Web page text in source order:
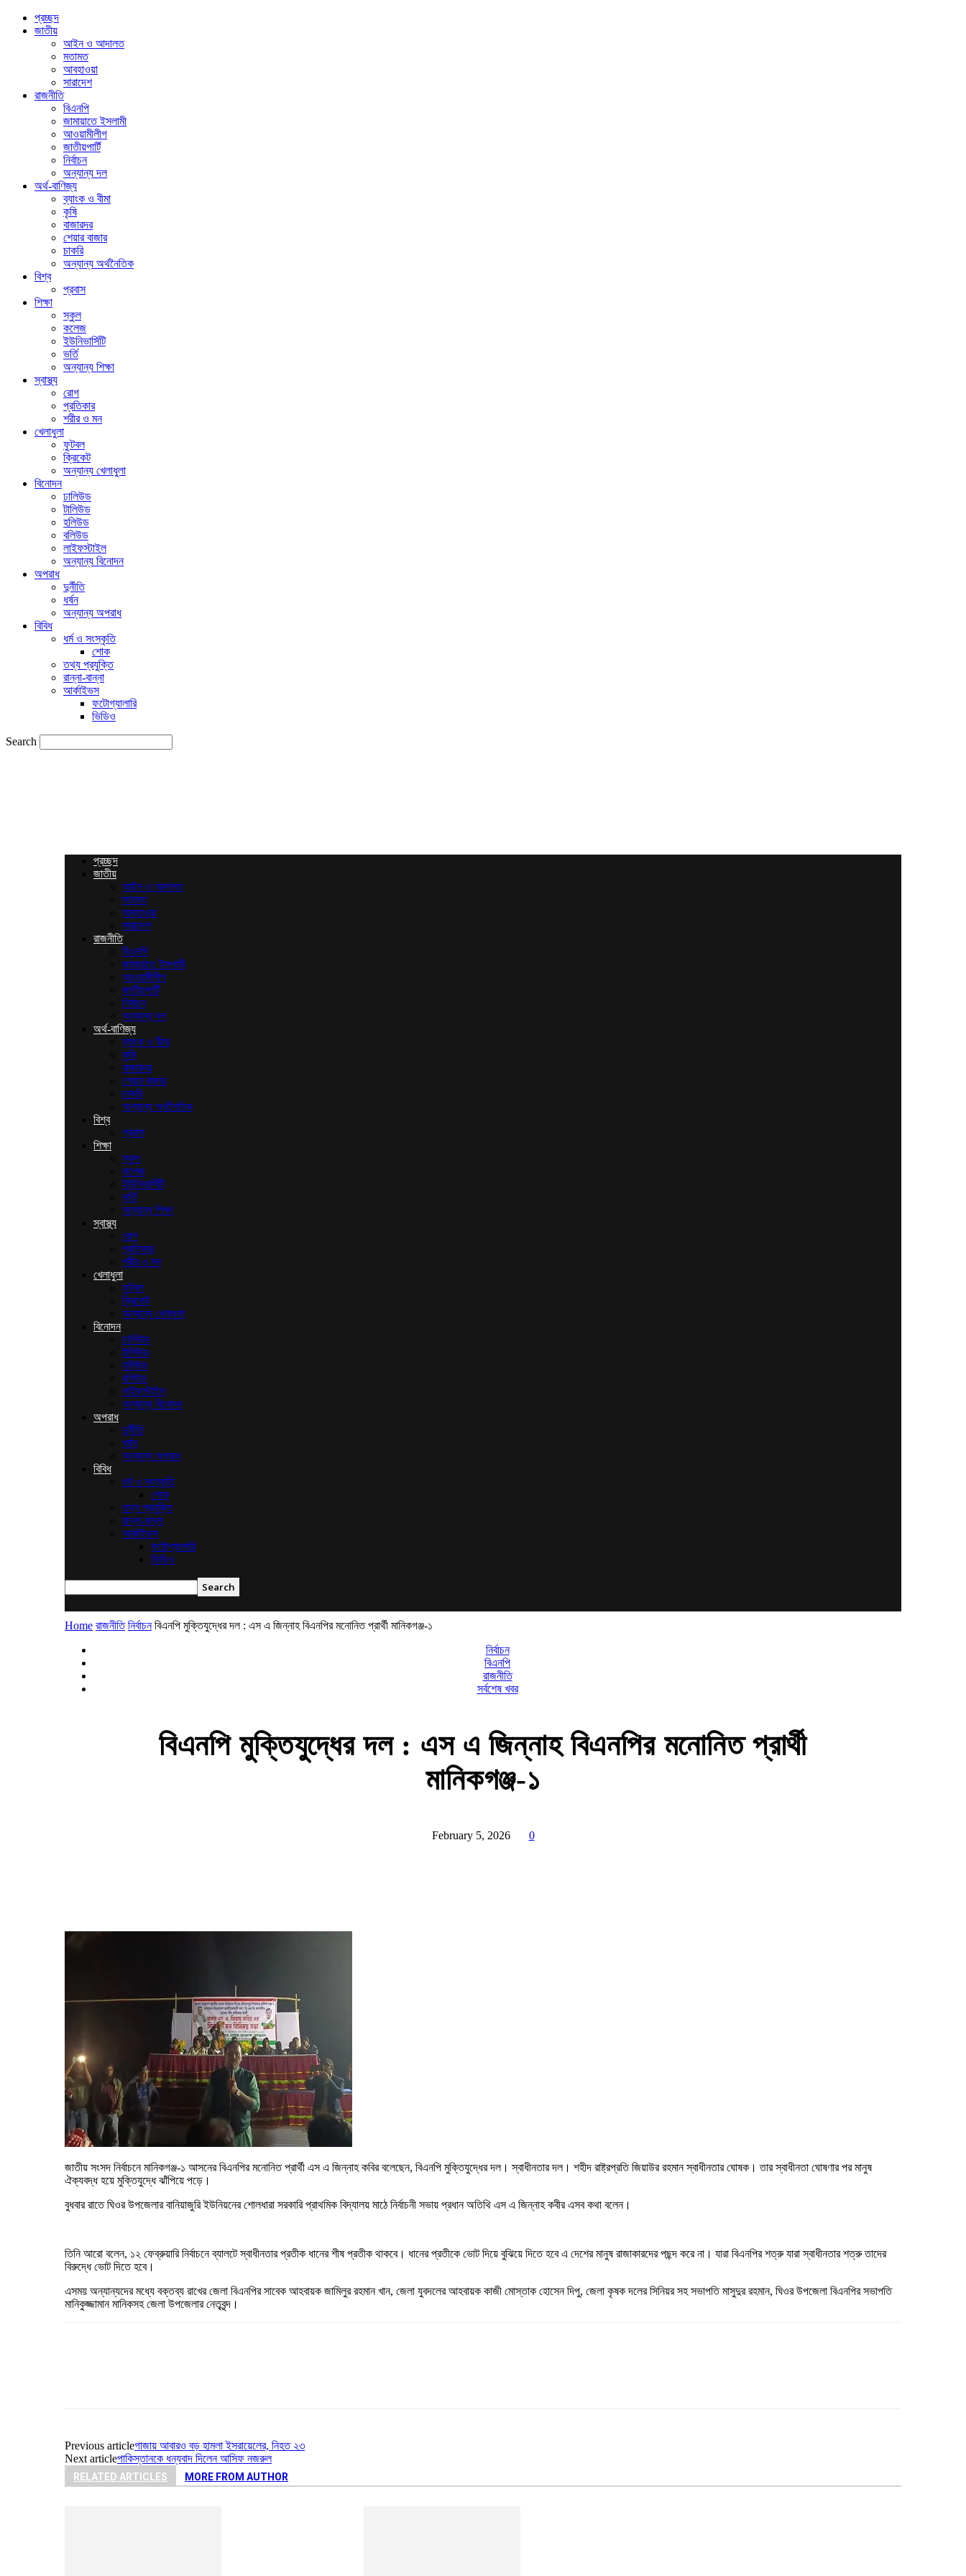
প্রচ্ছদ
জাতীয়
আইন ও আদালত
মতামত
আবহাওয়া
সারাদেশ
রাজনীতি
বিএনপি
জামায়াতে ইসলামী
আওয়ামীলীগ
জাতীয়পার্টি
নির্বাচন
অন্যান্য দল
অর্থ-বাণিজ্য
ব্যাংক ও বীমা
কৃষি
বাজারদর
শেয়ার বাজার
চাকরি
অন্যান্য অর্থনৈতিক
বিশ্ব
প্রবাস
শিক্ষা
স্কুল
কলেজ
ইউনিভার্সিটি
ভর্তি
অন্যান্য শিক্ষা
স্বাস্থ্য
রোগ
প্রতিকার
শরীর ও মন
খেলাধুলা
ফুটবল
ক্রিকেট
অন্যান্য খেলাধুলা
বিনোদন
ঢালিউড
টালিউড
হলিউড
বলিউড
লাইফস্টাইল
অন্যান্য বিনোদন
অপরাধ
দুর্নীতি
ধর্ষন
অন্যান্য অপরাধ
বিবিধ
ধর্ম ও সংস্কৃতি
শোক
তথ্য প্রযুক্তি
রান্না-বান্না
আর্কাইভস
ফটোগ্যালারি
ভিডিও
Search
প্রচ্ছদ
জাতীয়
আইন ও আদালত
মতামত
আবহাওয়া
সারাদেশ
রাজনীতি
বিএনপি
জামায়াতে ইসলামী
আওয়ামীলীগ
জাতীয়পার্টি
নির্বাচন
অন্যান্য দল
অর্থ-বাণিজ্য
ব্যাংক ও বীমা
কৃষি
বাজারদর
শেয়ার বাজার
চাকরি
অন্যান্য অর্থনৈতিক
বিশ্ব
প্রবাস
শিক্ষা
স্কুল
কলেজ
ইউনিভার্সিটি
ভর্তি
অন্যান্য শিক্ষা
স্বাস্থ্য
রোগ
প্রতিকার
শরীর ও মন
খেলাধুলা
ফুটবল
ক্রিকেট
অন্যান্য খেলাধুলা
বিনোদন
ঢালিউড
টালিউড
হলিউড
বলিউড
লাইফস্টাইল
অন্যান্য বিনোদন
অপরাধ
দুর্নীতি
ধর্ষন
অন্যান্য অপরাধ
বিবিধ
ধর্ম ও সংস্কৃতি
শোক
তথ্য প্রযুক্তি
রান্না-বান্না
আর্কাইভস
ফটোগ্যালারি
ভিডিও
Home রাজনীতি নির্বাচন বিএনপি মুক্তিযুদ্ধের দল : এস এ জিন্নাহ বিএনপির মনোনিত প্রার্থী মানিকগঞ্জ-১
নির্বাচন
বিএনপি
রাজনীতি
সর্বশেষ খবর
বিএনপি মুক্তিযুদ্ধের দল : এস এ জিন্নাহ বিএনপির মনোনিত প্রার্থী
মানিকগঞ্জ-১
February 5, 2026 0
জাতীয় সংসদ নির্বাচনে মানিকগঞ্জ-১ আসনের বিএনপির মনোনিত প্রার্থী এস এ জিন্নাহ কবির বলেছেন, বিএনপি মুক্তিযুদ্ধের দল। স্বাধীনতার দল। শহীদ রাষ্ট্রপ্রতি জিয়াউর রহমান স্বাধীনতার ঘোষক। তার স্বাধীনতা ঘোষণার পর মানুষ
ঐক্যবদ্ধ হয়ে মুক্তিযুদ্ধে ঝাঁপিয়ে পড়ে।
বুধবার রাতে ঘিওর উপজেলার বানিয়াজুরি ইউনিয়নের শোলধারা সরকারি প্রাথমিক বিদ্যালয় মাঠে নির্বাচনী সভায় প্রধান অতিথি এস এ জিন্নাহ কবীর এসব কথা বলেন।
তিনি আরো বলেন, ১২ ফেব্রুয়ারি নির্বাচনে ব্যালটে স্বাধীনতার প্রতীক ধানের শীষ প্রতীক থাকবে। ধানের প্রতীকে ভোট দিয়ে বুঝিয়ে দিতে হবে এ দেশের মানুষ রাজাকারদের পছন্দ করে না। যারা বিএনপির শত্রু যারা স্বাধীনতার শত্রু তাদের
বিরুদ্ধে ভোট দিতে হবে।
এসময় অন্যান্যদের মধ্যে বক্তব্য রাখের জেলা বিএনপির সাবেক আহবায়ক জামিলুর রহমান খান, জেলা যুবদলের আহবায়ক কাজী মোস্তাক হোসেন দিপু, জেলা কৃষক দলের সিনিয়র সহ সভাপতি মাসুদুর রহমান, ঘিওর উপজেলা বিএনপির সভাপতি
মানিকুজ্জামান মানিকসহ জেলা উপজেলার নেতৃবৃন্দ।
Previous articleগাজায় আবারও বড় হামলা ইসরায়েলের, নিহত ২৩
Next articleপাকিস্তানকে ধন্যবাদ দিলেন আসিফ নজরুল
RELATED ARTICLES MORE FROM AUTHOR